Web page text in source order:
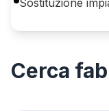
Cerca